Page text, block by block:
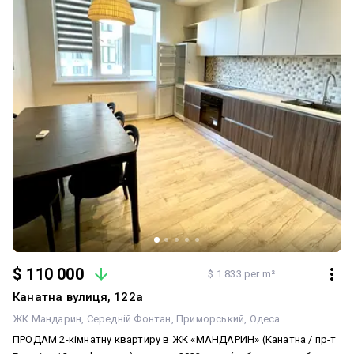
Одеси — Фонтан. Поруч море, парки, магазини, школи, кафе та
зручна транспортна розвязка. Такі квартири зявляються
нечасто. Телефонуйте вже сьогодні та приходьте на перегляд!
$ 110 000 $ 1 833 per m²
Канатна вулиця, 122а
ЖК Мандарин Середній Фонтан Приморський Одеса
ПРОДАМ 2-кімнатну квартиру в ЖК «МАНДАРИН» (Канатна / пр-т